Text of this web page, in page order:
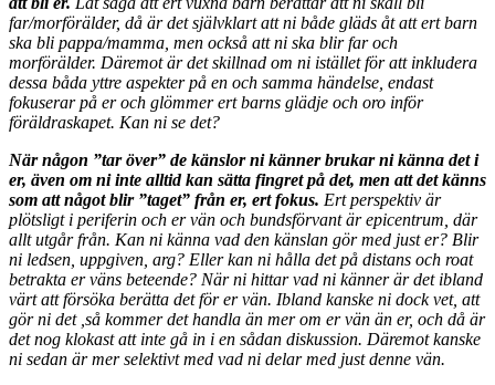
far/morförälder, då är det självklart att ni både gläds åt att ert barn
ska bli pappa/mamma, men också att ni ska blir far och
morförälder. Däremot är det skillnad om ni istället för att inkludera
dessa båda yttre aspekter på en och samma händelse, endast
fokuserar på er och glömmer ert barns glädje och oro inför
föräldraskapet. Kan ni se det?
När någon ”tar över” de känslor ni känner brukar ni känna det i
er, även om ni inte alltid kan sätta fingret på det, men att det känns
som att något blir ”taget” från er, ert fokus. Ert perspektiv är
plötsligt i periferin och er vän och bundsförvant är epicentrum, där
allt utgår från. Kan ni känna vad den känslan gör med just er? Blir
ni ledsen, uppgiven, arg? Eller kan ni hålla det på distans och roat
betrakta er väns beteende? När ni hittar vad ni känner är det ibland
värt att försöka berätta det för er vän. Ibland kanske ni dock vet, att
gör ni det ,så kommer det handla än mer om er vän än er, och då är
det nog klokast att inte gå in i en sådan diskussion. Däremot kanske
ni sedan är mer selektivt med vad ni delar med just denne vän.